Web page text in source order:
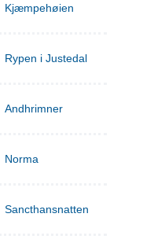
Kjæmpehøien
Rypen i Justedal
Andhrimner
Norma
Sancthansnatten